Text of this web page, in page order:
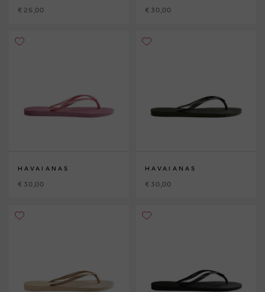
€ 26,00 € 30,00
HAVAIANAS
€ 30,00
HAVAIANAS
€ 30,00